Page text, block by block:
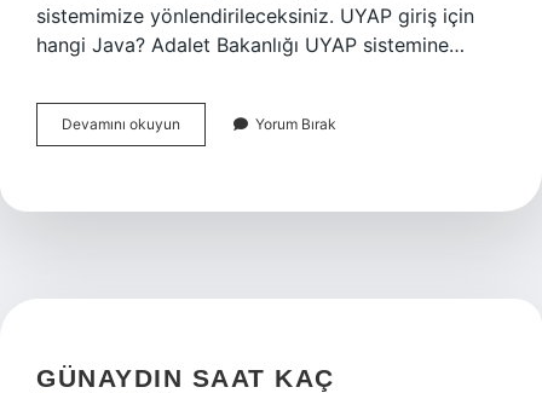
sistemimize yönlendirileceksiniz. UYAP giriş için
hangi Java? Adalet Bakanlığı UYAP sistemine…
Devamını okuyun
Giriş
Açılır
Yorum Bırak
GÜNAYDIN SAAT KAÇ